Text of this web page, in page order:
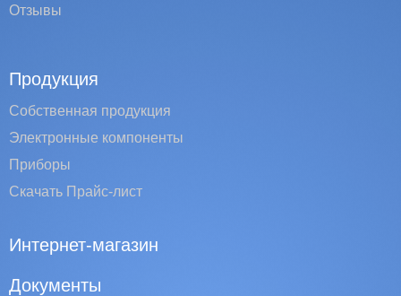
Отзывы
Продукция
Собственная продукция
Электронные компоненты
Приборы
Скачать Прайс-лист
Интернет-магазин
Документы